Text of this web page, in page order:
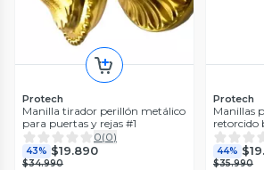
Protech
Manilla tirador perillón metálico
para puertas y rejas #1
0(0)
43% $19.890
$34.990
Protech
Manillas
retorcido
44%
$35.990